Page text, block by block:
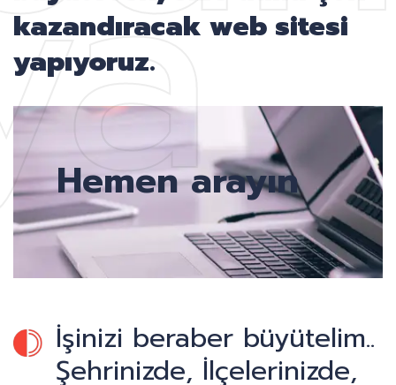
kazandıracak web sitesi
yapıyoruz.
Hemen arayın
İşinizi beraber büyütelim..
Şehrinizde, İlçelerinizde,